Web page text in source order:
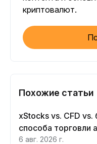
криптовалют.
Похожие статьи
xStocks vs. CFD
способа торговли
6 авг. 2026 г.